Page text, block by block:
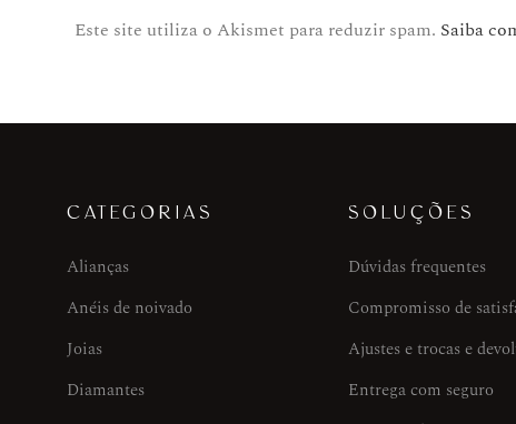
Este site utiliza o Akismet para reduzir spam. Saiba
CATEGORIAS
Alianças
Anéis de noivado
Joias
Diamantes
SOLUÇÕES
Dúvidas frequentes
Compromisso de
Ajustes e trocas e
Entrega com seguro